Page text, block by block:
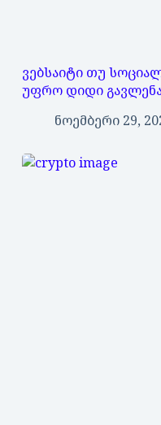
ვებსაიტი თუ
უფრო დიდი გავლენა
ნოემბერი 29,